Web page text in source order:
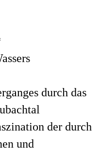
durch das
der durch
und